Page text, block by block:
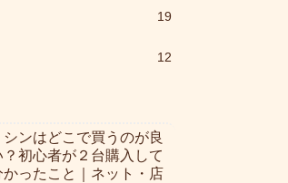
19
12
シンはどこで買うのが良
？初心者が２台購入して
かったこと｜ネット・店